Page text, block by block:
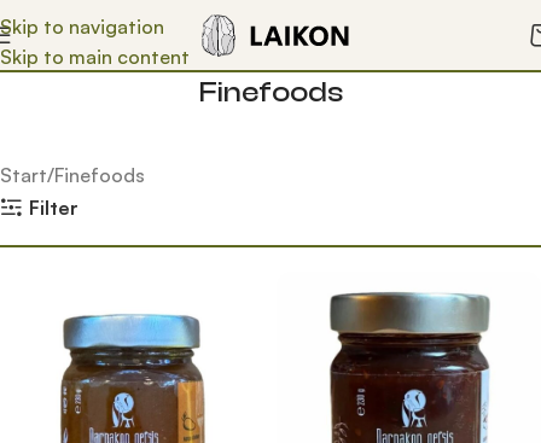
Skip to navigation
Skip to main content
Finefoods
Start Finefoods
Filter